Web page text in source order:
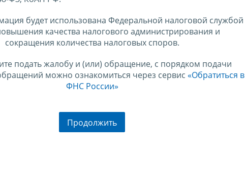
будет использована Федеральной налоговой службой
качества налогового администрирования и
сокращения количества налоговых споров.
подать жалобу и (или) обращение, с порядком подачи
можно ознакомиться через сервис «Обратиться в
ФНС России»
Продолжить